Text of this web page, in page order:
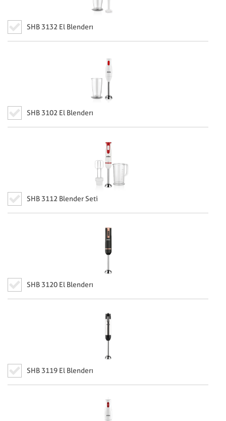
SHB 3132 El Blenderı
SHB 3102 El Blenderı
SHB 3112 Blender Seti
SHB 3120 El Blenderı
SHB 3119 El Blenderı